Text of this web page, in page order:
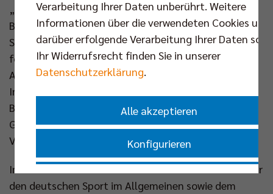
„engagieren sich in herausragender Weise im
Breitensport und beim Erhalt von Vereinsstrukturen.
Sie leben den Sport als verbindendes Element und
fördern Chancengleichheit und Selbstvertrauen.
Außerdem setzen sie sich für Teilhabe und
Integration, für die Inklusion von Menschen mit
Beeinträchtigungen und für die Gleichstellung der
Geschlechter im Sport ein“ – so ist die Auswahl der
Verdienstordensträger 2024 begründet.
Im Falle von Kaweh Niroomand findet sein Einsatz für
den deutschen Sport im Allgemeinen sowie dem
Verarbeitung Ihrer Daten unberührt. Weitere
Informationen über die verwendeten Cookies und
darüber erfolgende Verarbeitung Ihrer Daten
Ihr Widerrufsrecht finden Sie in unserer
Datenschutzerklärung.
Alle akzeptieren
Konfigurieren
Nur essenzielle Cookies akzeptieren